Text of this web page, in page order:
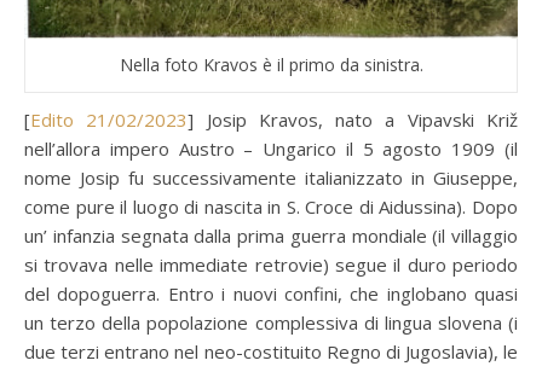
Nella foto Kravos è il primo da sinistra.
[ Edito 21/02/2023] Josip Kravos, nato a Vipavski Križ
nell’allora impero Austro – Ungarico il 5 agosto 1909 (il
nome Josip fu successivamente italianizzato in Giuseppe,
come pure il luogo di nascita in S. Croce di Aidussina). Dopo
un’ infanzia segnata dalla prima guerra mondiale (il villaggio
si trovava nelle immediate retrovie) segue il duro periodo
del dopoguerra. Entro i nuovi confini, che inglobano quasi
un terzo della popolazione complessiva di lingua slovena (i
due terzi entrano nel neo-costituito Regno di Jugoslavia), le